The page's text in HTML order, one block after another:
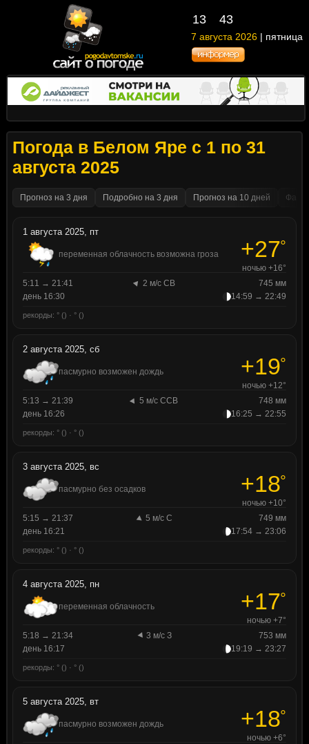
13 43
7 августа 2026 | пятница
Погода в Белом Яре с 1 по 31
августа 2025
Прогноз на 3 дня Подробно на 3 дня Прогноз на 10 дней
1 августа 2025, пт
переменная облачность возможна гроза +27°
ночью +16°
5:11 → 21:41
2 м/с СВ
745 мм
день 16:30
14:59 → 22:49
рекорды: ° () · ° ()
2 августа 2025, сб
пасмурно возможен дождь +19°
ночью +12°
5:13 → 21:39
5 м/с ССВ
748 мм
день 16:26
16:25 → 22:55
рекорды: ° () · ° ()
3 августа 2025, вс
пасмурно без осадков +18°
ночью +10°
5:15 → 21:37
5 м/с С
749 мм
день 16:21
17:54 → 23:06
рекорды: ° () · ° ()
4 августа 2025, пн
переменная облачность +17°
ночью +7°
5:18 → 21:34
3 м/с З
753 мм
день 16:17
19:19 → 23:27
рекорды: ° () · ° ()
5 августа 2025, вт
пасмурно возможен дождь +18°
ночью +6°